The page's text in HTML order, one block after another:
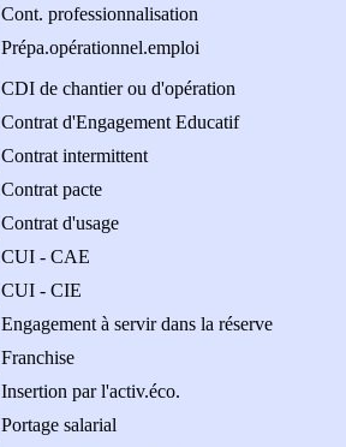
Cont. professionnalisation
Prépa.opérationnel.emploi
CDI de chantier ou d'opération
Contrat d'Engagement Educatif
Contrat intermittent
Contrat pacte
Contrat d'usage
CUI - CAE
CUI - CIE
Engagement à servir dans la réserve
Franchise
Insertion par l'activ.éco.
Portage salarial